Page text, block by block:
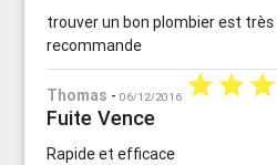
trouver un bon plombier est
recommande
Thomas -06/12/2016 starstarstar
Fuite Vence
Rapide et efficace